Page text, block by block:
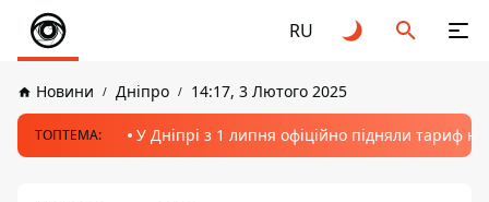
RU
Новини Дніпро 14:17, 3 Лютого 2025
ТОПТЕМА: У Дніпрі з 1 липня офіційно підняли тариф